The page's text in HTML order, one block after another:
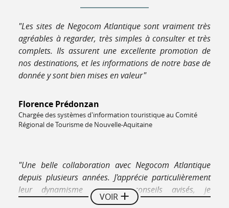
"Les sites de Negocom Atlantique sont vraiment très
agréables à regarder, très simples à consulter et très
complets. Ils assurent une excellente promotion de
nos destinations, et les informations de notre base de
donnée y sont bien mises en valeur"
Florence Prédonzan
Chargée des systèmes d'information touristique au Comité
Régional de Tourisme de Nouvelle-Aquitaine
"Une belle collaboration avec Negocom Atlantique
depuis plusieurs années. J'apprécie particulièrement
leur dynamisme et leurs conseils avisés, je
recommande leurs supports"
VOIR